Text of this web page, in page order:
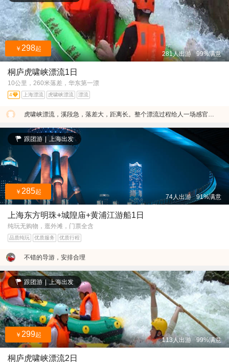
281人出游 99%满意
￥ 298起
桐庐虎啸峡漂流1日
10公里，260米落差，华东第一漂
4 上海漂流 虎啸峡漂流 漂流
虎啸峡漂流，溪段急，落差大，距离长。整个漂流过程给人一场感官上的刺激与激情。
74人出游 91%满意
跟团游 | 上海出发
￥ 285起
上海东方明珠+城隍庙+黄浦江游船1日
纯玩无购物，逛外滩，门票全含
品质纯玩 优质服务 优质行程
不错的导游，安排合理
113人出游 99%满意
跟团游 | 上海出发
￥ 299起
桐庐虎啸峡漂流2日